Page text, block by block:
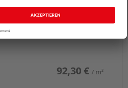
SilentDesign
Eiche Tiber
3000x520x21mm
92,30 € / m²